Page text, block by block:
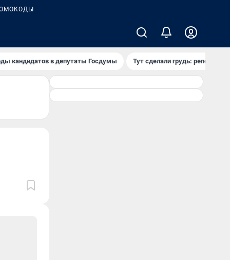
кандидатов в депутаты Госдумы Тут сделали грудь: репортаж